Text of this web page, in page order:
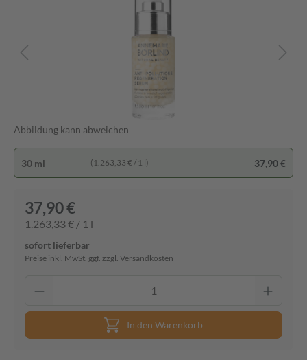
Abbildung kann abweichen
30 ml (1.263,33 € / 1 l) 37,90 €
37,90 €
1.263,33 € / 1 l
sofort lieferbar
Preise inkl. MwSt. ggf. zzgl. Versandkosten
In den Warenkorb